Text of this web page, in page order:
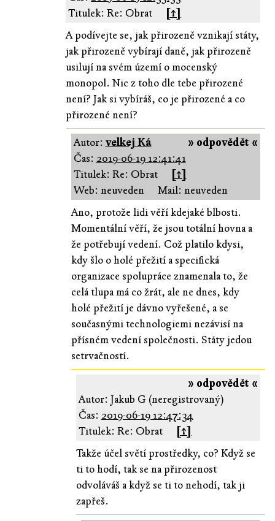
Titulek: Re: Obrat
[↑]
A podívejte se, jak přirozeně vznikají státy,
jak přirozeně vybírají daně, jak přirozeně
usilují na svém území o mocenský
monopol. Nic z toho dle tebe přirozené
není? Jak si vybíráš, co je přirozené a co
přirozené není?
» odpovědět «
Autor: velkej Ká
Čas: 2019-06-19 12:41:41
Titulek: Re: Obrat
[↑]
Web: neuveden
Mail: neuveden
Ano, protože lidi věří kdejaké blbosti.
Momentální věří, že jsou totální hovna a
že potřebují vedení. Což platilo kdysi,
kdy šlo o holé přežití a specifická
organizace spolupráce znamenala to, že
celá tlupa má co žrát, ale ne dnes, kdy
holé přežití je dávno vyřešené, a se
současnými technologiemi nezávisí na
přísném vedení společnosti. Státy jedou
setrvačností.
» odpovědět «
Autor: Jakub G (neregistrovaný)
Čas: 2019-06-19 12:47:34
Titulek: Re: Obrat
[↑]
Takže účel světí prostředky, co? Když se
ti to hodí, tak se na přirozenost
odvoláváš a když se ti to nehodí, tak ji
zapřeš.